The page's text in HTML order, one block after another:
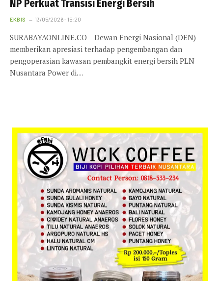
NP Perkuat Transisi Energi Bersih
EKBIS 13/05/2026 - 15:20
SURABAYAONLINE.CO – Dewan Energi Nasional (DEN)
memberikan apresiasi terhadap pengembangan dan
pengoperasian kawasan pembangkit energi bersih PLN
Nusantara Power di…